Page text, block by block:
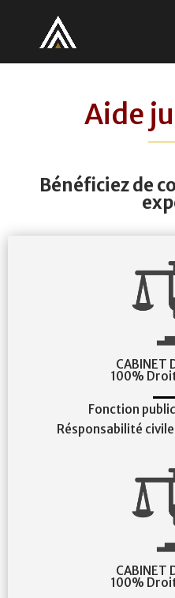
Aide
Bénéficiez de
CABINET
100%
Fonction
Résponsabilité
CABINET
100%